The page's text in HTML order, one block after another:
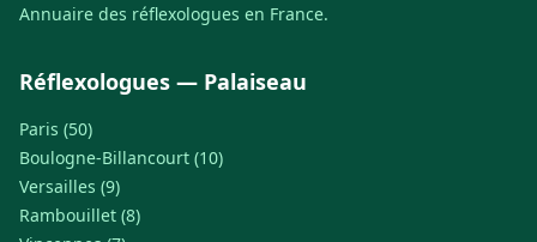
Annuaire des réflexologues en France.
Réflexologues — Palaiseau
Paris (50)
Boulogne-Billancourt (10)
Versailles (9)
Rambouillet (8)